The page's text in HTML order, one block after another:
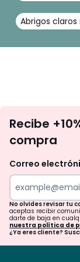
Abrigos
Recibe
compra
Correo
No olvides revisar tu
aceptas recibir
darte de baja en
nuestra política de
¿Ya eres cliente?